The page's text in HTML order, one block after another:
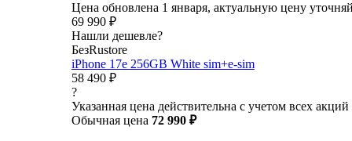
Цена обновлена 1 января, актуальную цену
69 990 ₽
Нашли дешевле?
БезRustore
iPhone 17e 256GB White sim+e-sim
58 490 ₽
?
Указанная цена действительна с учетом всех акций
Обычная цена 72 990 ₽